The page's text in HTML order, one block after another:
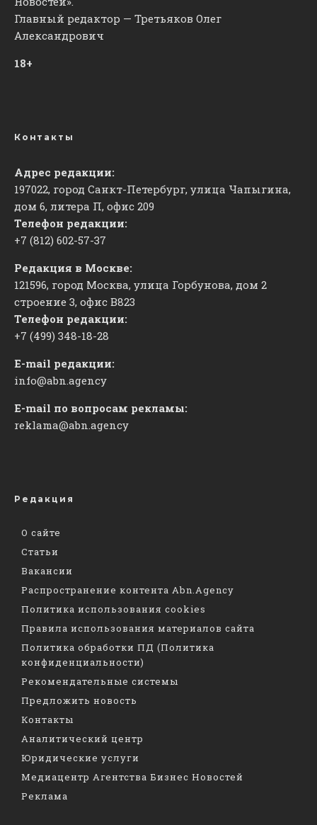
Главный редактор — Третьяков Олег
Александрович
18+
Контакты
Адрес редакции:
197022, город Санкт-Петербург, улица Чапыгина,
дом 6, литера П, офис 209
Телефон редакции:
+7 (812) 602-57-37
Редакция в Москве:
121596, город Москва, улица Горбунова, дом 2
строение 3, офис ​В823
Телефон редакции:
+7 (499) 348-18-28
E-mail редакции:
info@abn.agency
E-mail по вопросам рекламы:
reklama@abn.agency
Редакция
О сайте
Статьи
Вакансии
Распространение контента Abn.Agency
Политика использования cookies
Правила использования материалов сайта
Политика обработки ПД (Политика
конфиденциальности)
Рекомендательные системы
Предложить новость
Контакты
Аналитический центр
Юридические услуги
Медиацентр Агентства Бизнес Новостей
Реклама